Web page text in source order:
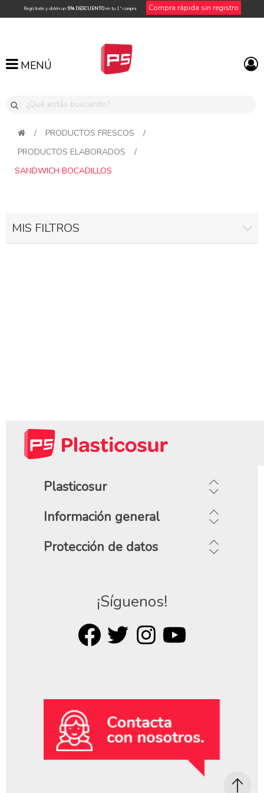
Regístrate y obtén un 5% DESCUENTOen tu 1ª compra Compra rápida sin registro
MENÚ
MENÚ
/ PRODUCTOS FRESCOS
/
PRODUCTOS ELABORADOS
/
SANDWICH BOCADILLOS
MIS FILTROS
Plasticosur
Información general
Protección de datos
¡Síguenos!